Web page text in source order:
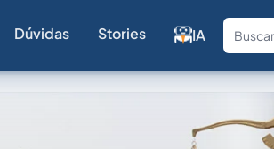
Dúvidas Stories IA